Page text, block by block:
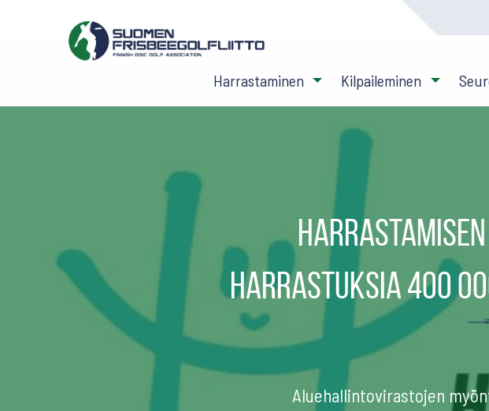
Harrastaminen Kilpaileminen
harrastuksia 400
Aluehallintovirastojen